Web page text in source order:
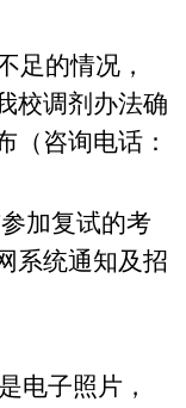
足的情况，
校调剂办法确
（咨询电话：
加复试的考
系统通知及招
电子照片，